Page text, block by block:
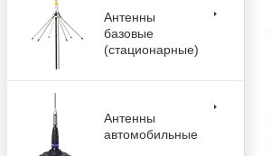
Антенны
базовые
(стационарные)
Антенны
автомобильные